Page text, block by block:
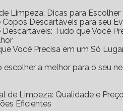
Limpeza: Dicas para
Copos Descartáveis para seu
Descartáveis: Tudo que Você
Você Precisa em um Só
escolher a melhor para o seu
de Limpeza: Qualidade e
Eficientes